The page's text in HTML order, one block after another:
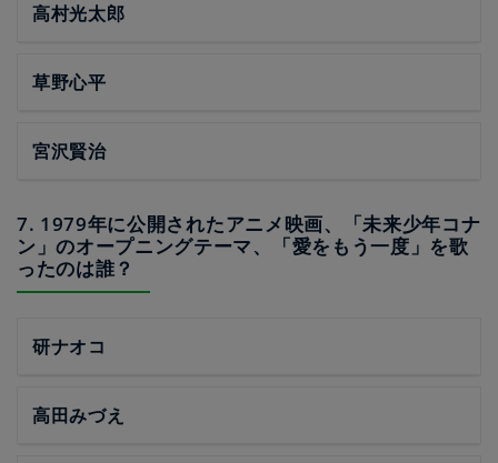
高村光太郎
草野心平
宮沢賢治
7. 1979年に公開されたアニメ映画、「未来少年コナ
ン」のオープニングテーマ、「愛をもう一度」を歌
ったのは誰？
研ナオコ
高田みづえ